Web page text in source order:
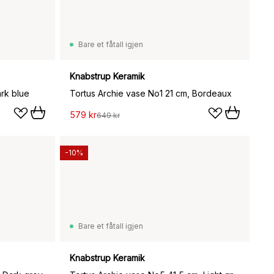
blue
Bare et fåtall igjen
Knabstrup Keramik
Tortus Archie vase No1 21 cm, Bordeaux
579 kr649 kr
Bare et fåtall igjen
Knabstrup Keramik
-10%